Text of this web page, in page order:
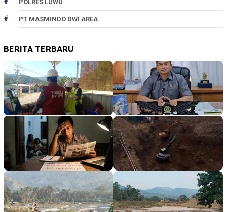
POLRES LUWU
PT MASMINDO DWI AREA
BERITA TERBARU